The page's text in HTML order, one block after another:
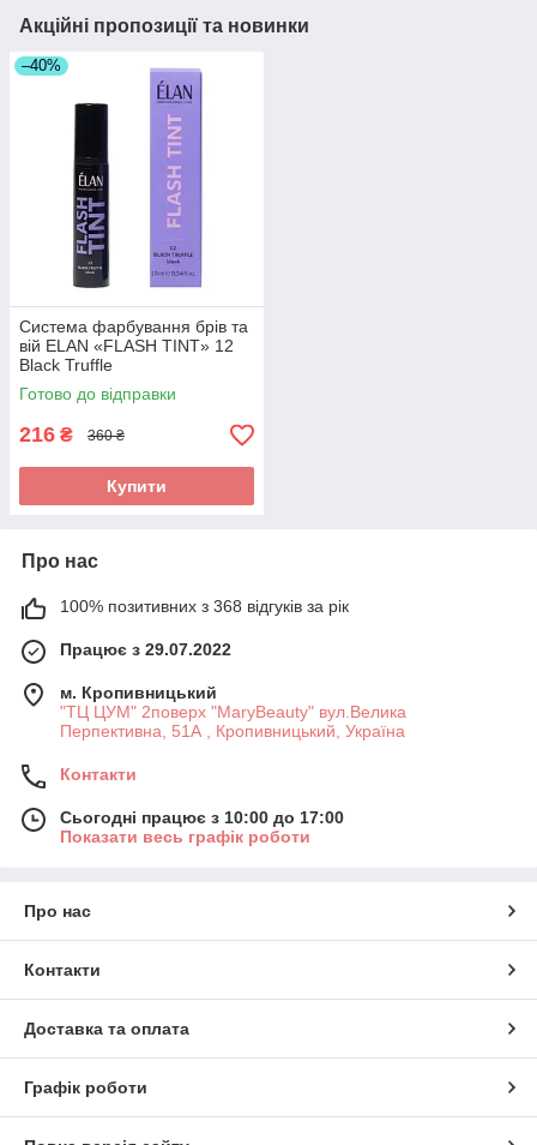
Акційні пропозиції та новинки
–40%
Cистема фарбування брів та
вій ELAN «FLASH TINT» 12
Black Truffle
Готово до відправки
216 ₴ 360 ₴
Купити
Про нас
100% позитивних з 368 відгуків за рік
Працює з 29.07.2022
м. Кропивницький
"ТЦ ЦУМ" 2поверх "MaryBeauty" вул.Велика
Перпективна, 51А , Кропивницький, Україна
Контакти
Сьогодні працює з 10:00 до 17:00
Показати весь графік роботи
Про нас
Контакти
Доставка та оплата
Графік роботи